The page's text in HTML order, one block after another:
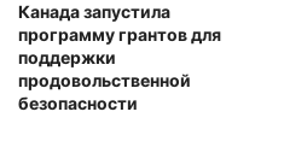
Канада запустила
программу грантов для
поддержки
продовольственной
безопасности